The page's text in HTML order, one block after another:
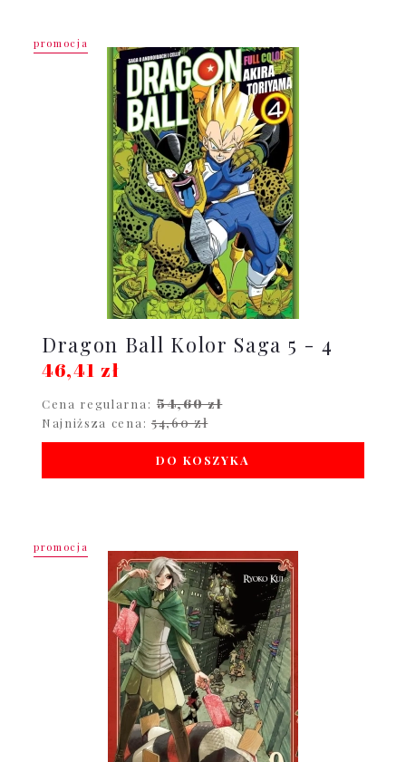
Dragon Ball Kolor Saga 5 - 4
46,41 zł
Cena regularna: 54,60 zł
Najniższa cena: 54,60 zł
DO KOSZYKA
promocja
promocja